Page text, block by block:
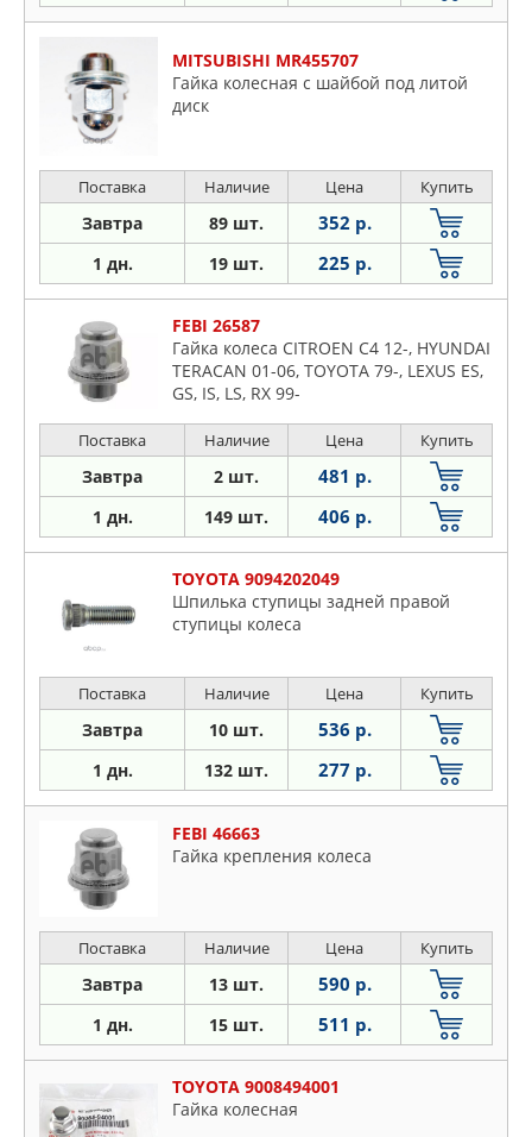
MITSUBISHI MR455707
Гайка колесная с шайбой под литой
диск
Поставка Наличие Цена Купить
Завтра 89 шт. 352 р.
1 дн. 19 шт. 225 р.
FEBI 26587
Гайка колеса CITROEN C4 12-, HYUNDAI
TERACAN 01-06, TOYOTA 79-, LEXUS ES,
GS, IS, LS, RX 99-
Поставка Наличие Цена Купить
Завтра 2 шт. 481 р.
1 дн. 149 шт. 406 р.
TOYOTA 9094202049
Шпилька ступицы задней правой
ступицы колеса
Поставка Наличие Цена Купить
Завтра 10 шт. 536 р.
1 дн. 132 шт. 277 р.
FEBI 46663
Гайка крепления колеса
Поставка Наличие Цена Купить
Завтра 13 шт. 590 р.
1 дн. 15 шт. 511 р.
TOYOTA 9008494001
Гайка колесная